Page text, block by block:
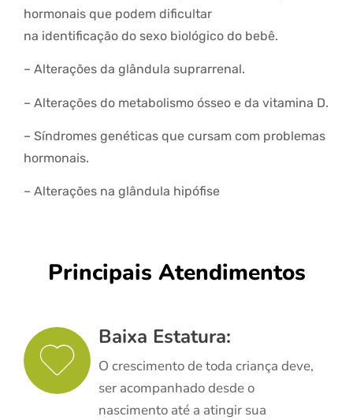
hormonais que podem dificultar
na identificação do sexo biológico do bebê.
– Alterações da glândula suprarrenal.
– Alterações do metabolismo ósseo e da vitamina D.
– Síndromes genéticas que cursam com problemas
hormonais.
– Alterações na glândula hipófise
Principais Atendimentos
Baixa Estatura:
O crescimento de toda criança deve,
ser acompanhado desde o
nascimento até a atingir sua